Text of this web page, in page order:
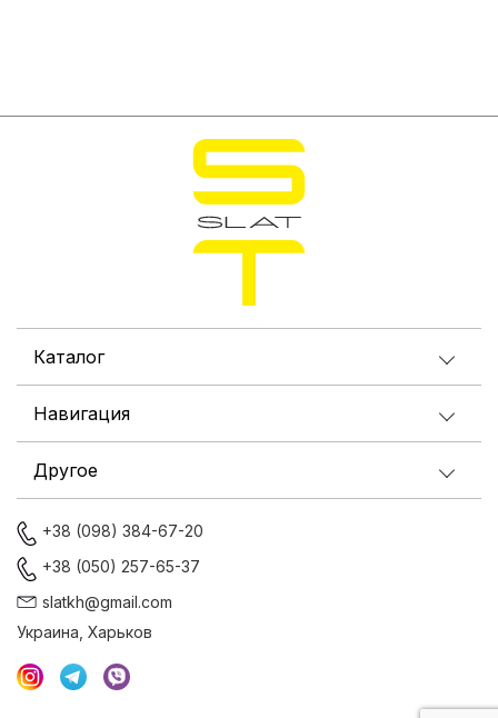
Каталог
Навигация
Другое
+38 (098) 384-67-20
+38 (050) 257-65-37
slatkh@gmail.com
Украина, Харьков